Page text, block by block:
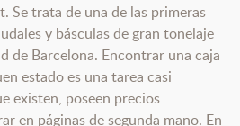
Se trata de una de las primeras
y básculas de gran tonelaje
de Barcelona. Encontrar una caja
estado es una tarea casi
existen, poseen precios
en páginas de segunda mano. En